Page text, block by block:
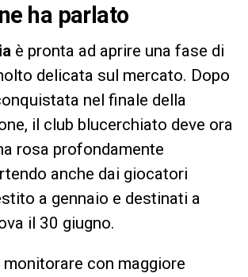
ha parlato
è pronta ad aprire una fase di
delicata sul mercato. Dopo
nel finale della
il club blucerchiato deve ora
rosa profondamente
anche dai giocatori
a gennaio e destinati a
il 30 giugno.
monitorare con maggiore